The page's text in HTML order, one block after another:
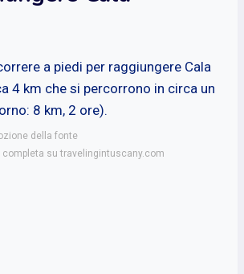
a piedi per raggiungere Cala
4 km che si percorrono in circa un
8 km, 2 ore).
della fonte
su travelingintuscany.com